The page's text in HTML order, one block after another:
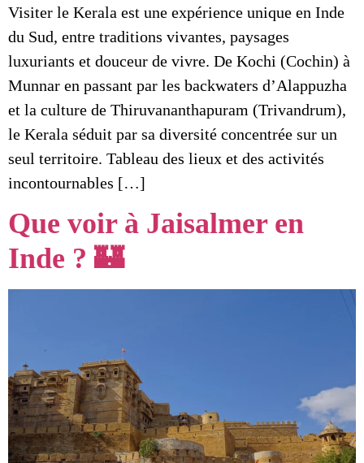
Visiter le Kerala est une expérience unique en Inde
du Sud, entre traditions vivantes, paysages
luxuriants et douceur de vivre. De Kochi (Cochin) à
Munnar en passant par les backwaters d’Alappuzha
et la culture de Thiruvananthapuram (Trivandrum),
le Kerala séduit par sa diversité concentrée sur un
seul territoire. Tableau des lieux et des activités
incontournables […]
Que voir à Jaisalmer en
Inde ? 🏰